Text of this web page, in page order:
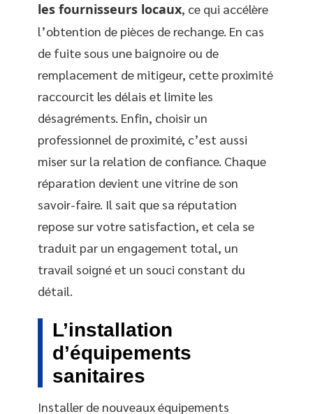
les fournisseurs locaux, ce qui accélère
l’obtention de pièces de rechange. En cas
de fuite sous une baignoire ou de
remplacement de mitigeur, cette proximité
raccourcit les délais et limite les
désagréments. Enfin, choisir un
professionnel de proximité, c’est aussi
miser sur la relation de confiance. Chaque
réparation devient une vitrine de son
savoir-faire. Il sait que sa réputation
repose sur votre satisfaction, et cela se
traduit par un engagement total, un
travail soigné et un souci constant du
détail.
L’installation
d’équipements
sanitaires
Installer de nouveaux équipements